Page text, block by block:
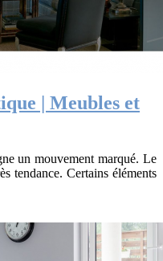
| Meubles et
un mouvement marqué. Le
tendance. Certains éléments